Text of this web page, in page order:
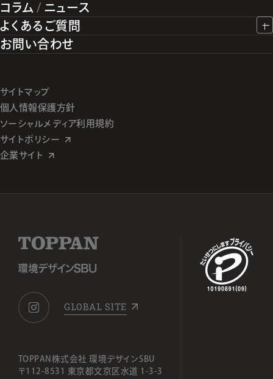
コラム /ニュース
よくあるご質問
お問い合わせ
サイトマップ
個人情報保護方針
ソーシャルメディア利用規約
サイトポリシー
企業サイト
GLOBAL SITE
TOPPAN株式会社 環境デザインSBU
〒112-8531 東京都文京区水道 1-3-3